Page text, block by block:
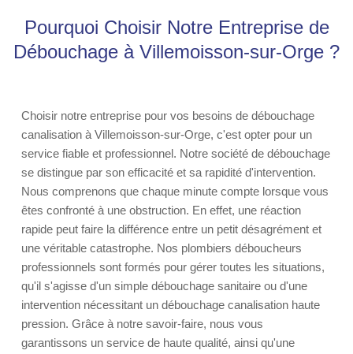
Pourquoi Choisir Notre Entreprise de
Débouchage à Villemoisson-sur-Orge ?
Choisir notre entreprise pour vos besoins de débouchage
canalisation à Villemoisson-sur-Orge, c'est opter pour un
service fiable et professionnel. Notre société de débouchage
se distingue par son efficacité et sa rapidité d'intervention.
Nous comprenons que chaque minute compte lorsque vous
êtes confronté à une obstruction. En effet, une réaction
rapide peut faire la différence entre un petit désagrément et
une véritable catastrophe. Nos plombiers déboucheurs
professionnels sont formés pour gérer toutes les situations,
qu'il s'agisse d'un simple débouchage sanitaire ou d'une
intervention nécessitant un débouchage canalisation haute
pression. Grâce à notre savoir-faire, nous vous
garantissons un service de haute qualité, ainsi qu'une